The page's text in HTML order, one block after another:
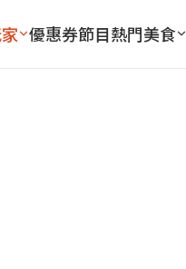
優惠券節目熱門美食